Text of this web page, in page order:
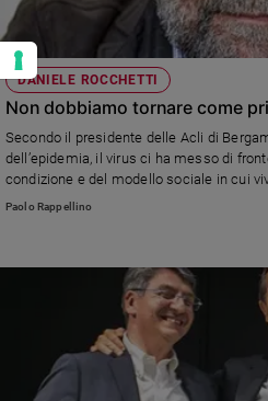
DANIELE ROCCHETTI
Non dobbiamo tornare come
Secondo il presidente delle Acli di
dell’epidemia, il virus ci ha messo di
condizione e del modello sociale in cui
Paolo Rappellino